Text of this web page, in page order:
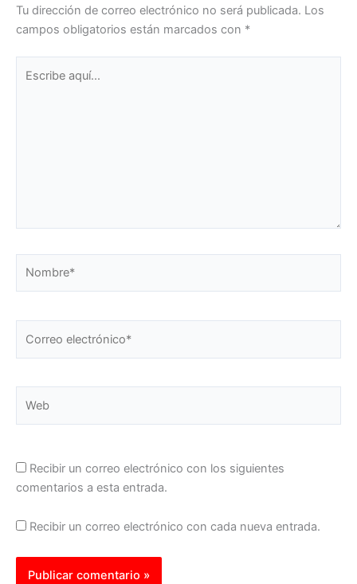
Tu dirección de correo electrónico no será publicada. Los
campos obligatorios están marcados con *
aquí...
electrónico*
Recibir un correo electrónico con los siguientes
comentarios a esta entrada.
Recibir un correo electrónico con cada nueva entrada.